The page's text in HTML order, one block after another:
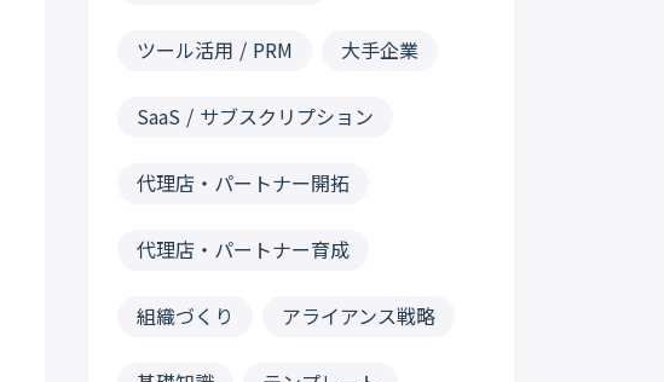
ツール活用 / PRM 大手企業
SaaS / サブスクリプション
代理店・パートナー開拓
代理店・パートナー育成
組織づくり アライアンス戦略